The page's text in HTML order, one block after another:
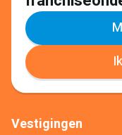
Vestigingen